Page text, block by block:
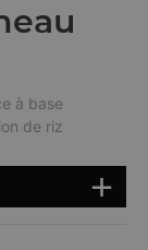
à base
de riz